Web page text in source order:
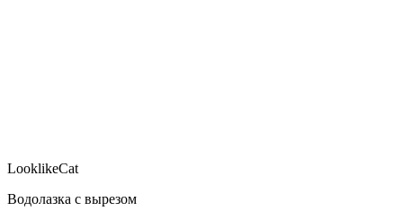
LooklikeCat
Водолазка с вырезом